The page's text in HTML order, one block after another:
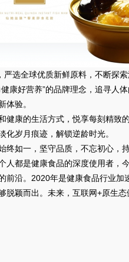
严选全球优质新鲜原料，不断探
康好营养”的品牌理念，追寻人
体验。
健康的生活方式，悦享每刻精致
岁月痕迹，解锁逆龄时光。
终如一，坚守品质，不忘初心，
人都是健康食品的深度使用者，
前沿。2020年是健康食品行业加
脱颖而出。未来，互联网+原生